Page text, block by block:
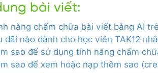
bài viết:
năng chấm chữa bài viết bằng AI
đãi nào dành cho học viên TAK12
sao để sử dụng tính năng chấm
sao để xem hoặc nạp thêm sao